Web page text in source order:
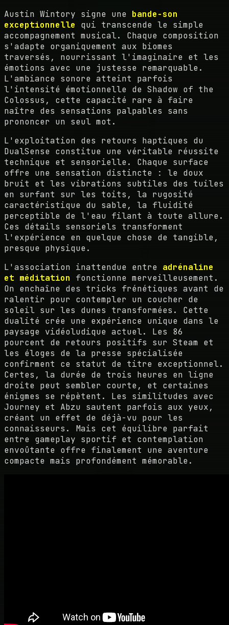
Austin Wintory signe une bande-son
exceptionnelle qui transcende le simple
accompagnement musical. Chaque composition
s'adapte organiquement aux biomes
traversés, nourrissant l'imaginaire et les
émotions avec une justesse remarquable.
L'ambiance sonore atteint parfois
l'intensité émotionnelle de Shadow of the
Colossus, cette capacité rare à faire
naître des sensations palpables sans
prononcer un seul mot.
L'exploitation des retours haptiques du
DualSense constitue une véritable réussite
technique et sensorielle. Chaque surface
offre une sensation distincte : le doux
bruit et les vibrations subtiles des tuiles
en surfant sur les toits, la rugosité
caractéristique du sable, la fluidité
perceptible de l'eau filant à toute allure.
Ces détails sensoriels transforment
l'expérience en quelque chose de tangible,
presque physique.
L'association inattendue entre adrénaline
et méditation fonctionne merveilleusement.
On enchaîne des tricks frénétiques avant de
ralentir pour contempler un coucher de
soleil sur les dunes transformées. Cette
dualité crée une expérience unique dans le
paysage vidéoludique actuel. Les 86
pourcent de retours positifs sur Steam et
les éloges de la presse spécialisée
confirment ce statut de titre exceptionnel.
Certes, la durée de trois heures en ligne
droite peut sembler courte, et certaines
énigmes se répètent. Les similitudes avec
Journey et Abzu sautent parfois aux yeux,
créant un effet de déjà-vu pour les
connaisseurs. Mais cet équilibre parfait
entre gameplay sportif et contemplation
envoûtante offre finalement une aventure
compacte mais profondément mémorable.